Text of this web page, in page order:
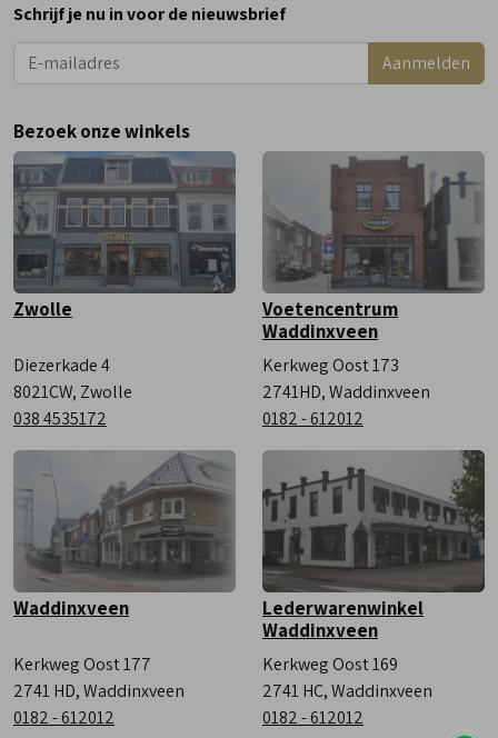
Dinsdag
Woensdag
9:00 - 18:00
Vrijdag
Zaterdag
9:00 - 17:00
Schrijf je nu in voor de nieuwsbrief
Aanmelden
Bezoek onze winkels
Zwolle
Diezerkade 4
8021CW, Zwolle
038 4535172
Voetencentrum
Waddinxveen
Kerkweg Oost 173
2741HD, Waddinxveen
0182 - 612012
Waddinxveen
Kerkweg Oost 177
2741 HD, Waddinxveen
0182 - 612012
Lederwarenwinkel
Waddinxveen
Kerkweg Oost 169
2741 HC, Waddinxveen
0182 - 612012